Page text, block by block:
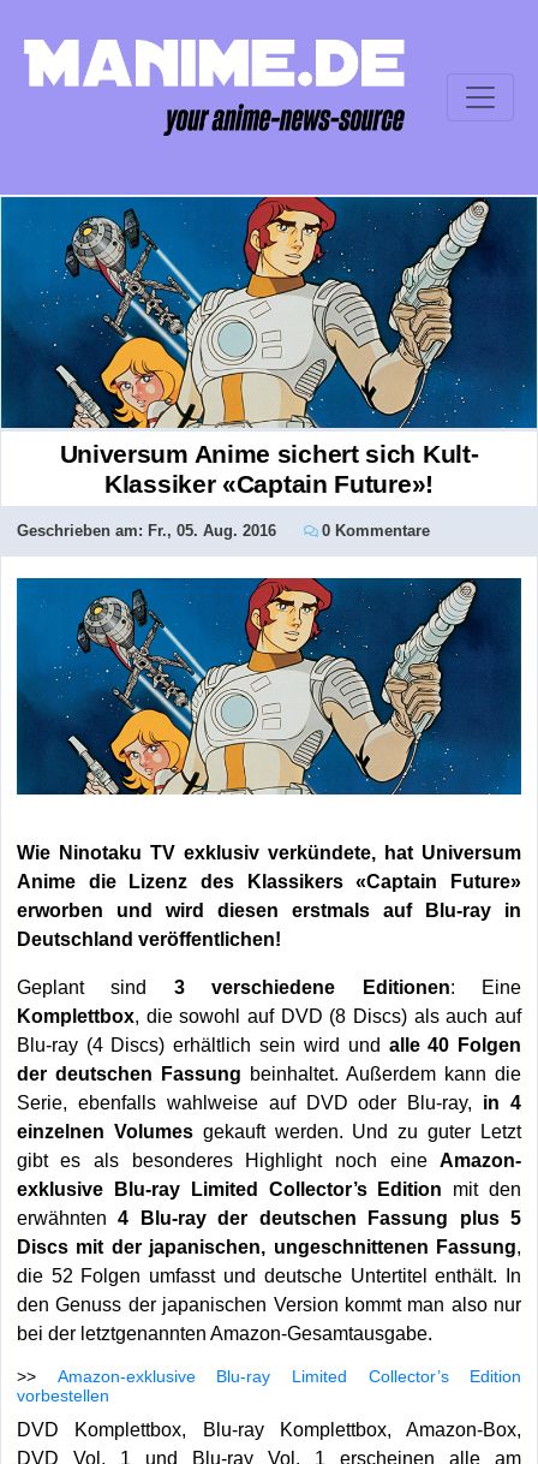
Universum Anime sichert sich Kult-
Klassiker «Captain Future»!
Geschrieben am: Fr., 05. Aug. 2016 0 Kommentare
Wie Ninotaku TV exklusiv verkündete, hat Universum
Anime die Lizenz des Klassikers «Captain Future»
erworben und wird diesen erstmals auf Blu-ray in
Deutschland veröffentlichen!
Geplant sind 3 verschiedene Editionen: Eine
Komplettbox, die sowohl auf DVD (8 Discs) als auch auf
Blu-ray (4 Discs) erhältlich sein wird und alle 40 Folgen
der deutschen Fassung beinhaltet. Außerdem kann die
Serie, ebenfalls wahlweise auf DVD oder Blu-ray, in 4
einzelnen Volumesgekauft werden. Und zu guter Letzt
gibt es als besonderes Highlight noch eineAmazon-
exklusive Blu-ray Limited Collector’s Edition mit den
erwähnten4 Blu-ray der deutschen Fassung plus 5
Discs mit der japanischen, ungeschnittenen Fassung,
die 52 Folgen umfasst und deutsche Untertitel enthält. In
den Genuss der japanischen Version kommt man also nur
bei der letztgenannten Amazon-Gesamtausgabe.
>> Amazon-exklusive Blu-ray Limited Collector’s Edition
vorbestellen
DVD Komplettbox, Blu-ray Komplettbox, Amazon-Box,
DVD Vol. 1 und Blu-ray Vol. 1 erscheinen alle am